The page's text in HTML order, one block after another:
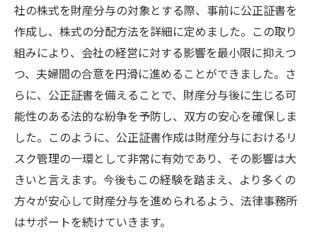
社の株式を財産分与の対象とする際、事前に公正証書を
作成し、株式の分配方法を詳細に定めました。この取り
組みにより、会社の経営に対する影響を最小限に抑えつ
つ、夫婦間の合意を円滑に進めることができました。さ
らに、公正証書を備えることで、財産分与後に生じる可
能性のある法的な紛争を予防し、双方の安心を確保しま
した。このように、公正証書作成は財産分与におけるリ
スク管理の一環として非常に有効であり、その影響は大
きいと言えます。今後もこの経験を踏まえ、より多くの
方々が安心して財産分与を進められるよう、法律事務所
はサポートを続けていきます。